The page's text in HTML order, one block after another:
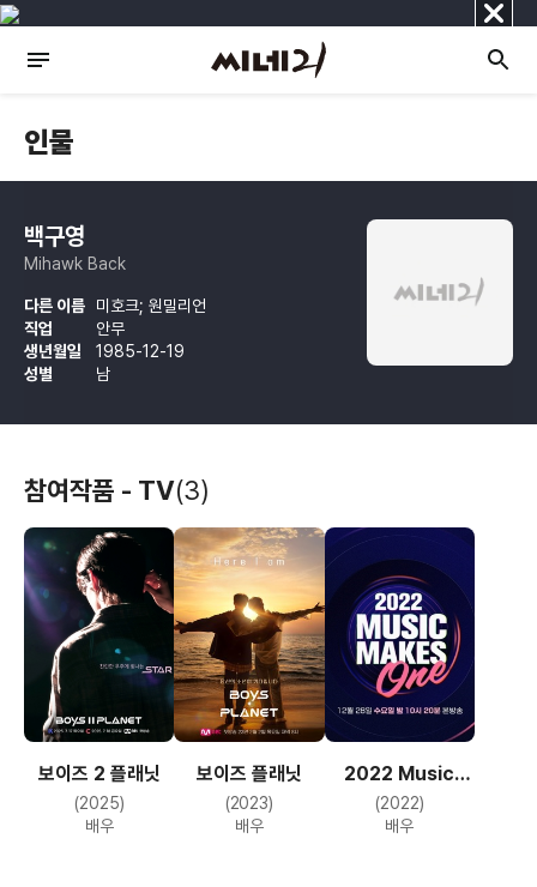
닫
기
인물
백구영
Mihawk Back
다른 이름
미호크; 원밀리언
직업
안무
생년월일
1985-12-19
성별
남
참여작품 - TV(3)
보이즈 2 플래닛
(2025)
배우
보이즈 플래닛
(2023)
배우
2022 Music
Makes One
(2022)
배우